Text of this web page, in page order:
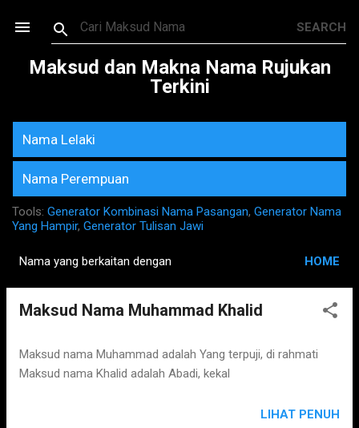
Skip to main content
Maksud dan Makna Nama Rujukan
Terkini
Nama Lelaki
Nama Perempuan
Tools: Generator Kombinasi Nama Pasangan, Generator Nama
Yang Hampir, Generator Tulisan Jawi
o
Nama yang berkaitan dengan HOME
Maksud Nama Muhammad Khalid
Maksud nama Muhammad adalah Yang terpuji, di rahmati
Maksud nama Khalid adalah Abadi, kekal
LIHAT PENUH